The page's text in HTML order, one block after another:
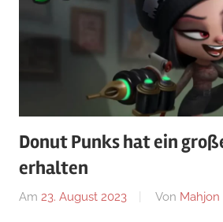
Donut Punks hat ein
erhalten
Am 23. August 2023 Von Mahjon